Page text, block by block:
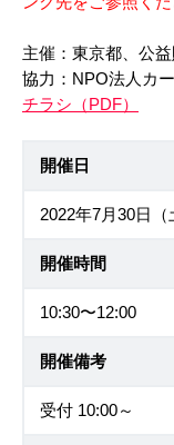
主催：東京都、公
協力：NPO法人カ
チラシ（PDF）
開催日
2022年7月30日（
開催時間
10:30〜12:00
開催備考
受付 10:00～